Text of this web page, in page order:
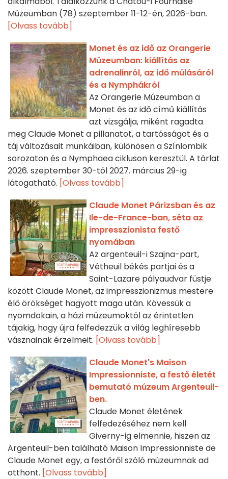
Múzeumban (78) szeptember 11-12-én, 2026-ban.
[Olvass tovább]
Monet és az idő az Orangerie
Múzeumban: kiállítás az
adrenalinról, az idő múlásáról
és a Nymphákról
Az Orangerie Múzeumban a
Monet és az idő című kiállítás
azt vizsgálja, miként ragadta
meg Claude Monet a pillanatot, a tartósságot és a
táj változásait munkáiban, különösen a Színlombik
sorozaton és a Nymphaea cikluson keresztül. A tárlat
2026. szeptember 30-tól 2027. március 29-ig
látogatható. [Olvass tovább]
Claude Monet Párizsban és az
Ile-de-France-ban, séta az
impresszionista festő
nyomában
Az argenteuil-i Szajna-part,
Vétheuil békés partjai és a
Saint-Lazare pályaudvar füstje
között Claude Monet, az impresszionizmus mestere
élő örökséget hagyott maga után. Kövessük a
nyomdokain, a házi múzeumoktól az érintetlen
tájakig, hogy újra felfedezzük a világ leghíresebb
vásznainak érzelmeit. [Olvass tovább]
Claude Monet's Maison
Impressionniste, a festő életét
bemutató múzeum Argenteuil-
ben.
Claude Monet életének
felfedezéséhez nem kell
Giverny-ig elmennie, hiszen az
Argenteuil-ben található Maison Impressionniste de
Claude Monet egy, a festőről szóló múzeumnak ad
otthont. [Olvass tovább]